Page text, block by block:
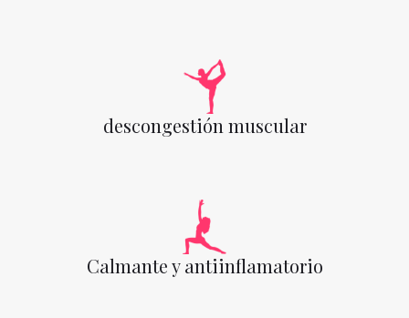
descongestión muscular
Calmante y antiinflamatorio